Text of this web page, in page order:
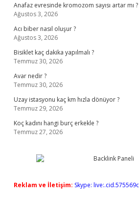
Anafaz evresinde kromozom sayısı artar mı ?
Ağustos 3, 2026
Acı biber nasıl oluşur ?
Ağustos 3, 2026
Bisiklet kaç dakika yapılmalı ?
Temmuz 30, 2026
Avar nedir ?
Temmuz 30, 2026
Uzay istasyonu kaç km hızla dönüyor ?
Temmuz 29, 2026
Koç kadını hangi burç erkekle ?
Temmuz 27, 2026
Reklam ve İletişim: Skype: